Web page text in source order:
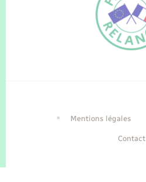
Mentions légales
Contact